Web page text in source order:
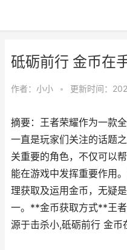
砥砺前行 金币在
作者： 小小 • 更新时间：
摘要：王者荣耀作为一款
一直是玩家们关注的话题
关重要的角色，不仅可以
能在游戏中发挥重要作用
理获取及运用金币，无疑
一。**金币获取方式**王
源于击杀小,砥砺前行 金币